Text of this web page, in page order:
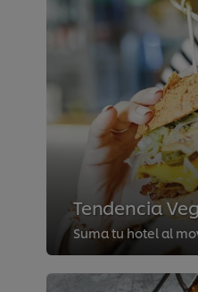
Tendencia
Suma tu hotel al